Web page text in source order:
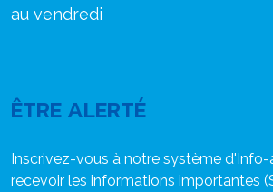
au vendredi
ÊTRE ALERTÉ
Inscrivez-vous à notre système
recevoir les informations importantes